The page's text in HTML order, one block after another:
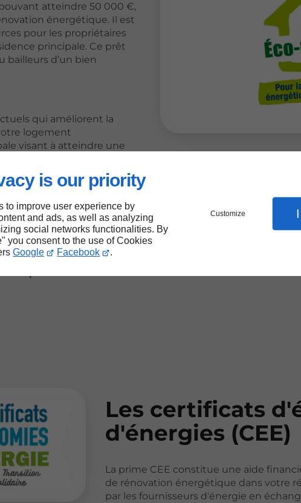
is our priority
to improve user experience by
and ads, as well as analyzing
social networks functionalities. By
you consent to the use of Cookies
Google Facebook .
Customize
atteindre 50 000 €,
énergétique. Il est
pour les propriétaires
principale. Ce prêt
bailleurs d’un bien
qui améliorent la
logement
visant à atteindre une
vos installations
peut être cumulé avec
et suivre toutes les
pour vous.
Les certificats
d'énergies (CEE)
La prime CEE constitue une aide
de rénovation énergétique dans votre
par les fournisseurs d'énergie en